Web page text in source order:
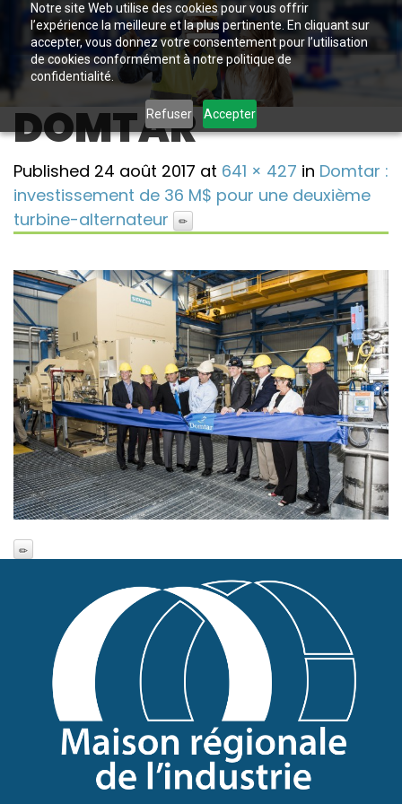
Notre site Web utilise des cookies pour vous offrir
l’expérience la meilleure et la plus pertinente. En cliquant sur
accepter, vous donnez votre consentement pour l’utilisation
de cookies conformément à notre politique de
confidentialité.
Refuser Accepter
DOMTAR
Published 24 août 2017 at 641 × 427 in Domtar :
investissement de 36 M$ pour une deuxième
turbine-alternateur